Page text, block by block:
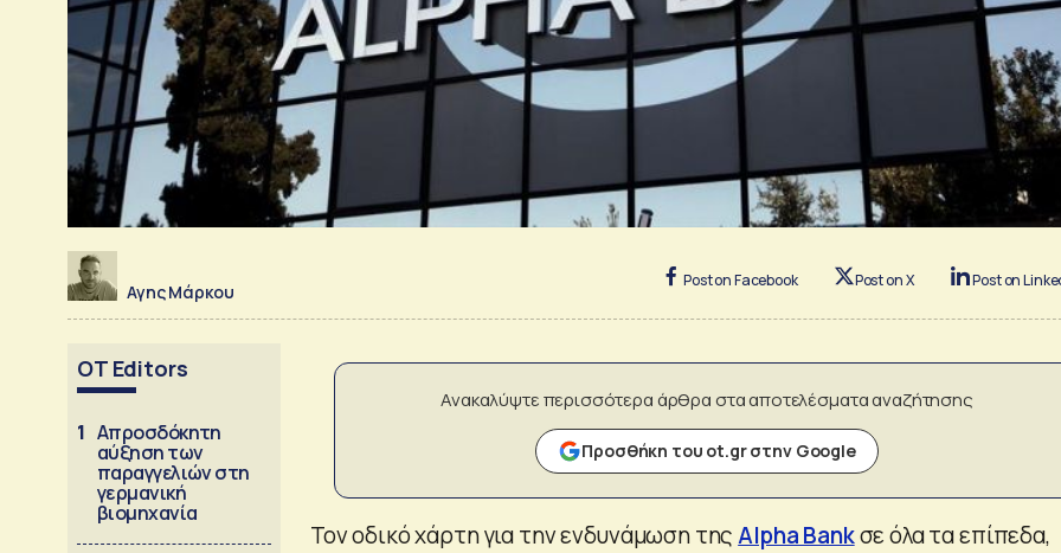
Αγης Μάρκου
Post on Facebook Post on X Post on
OT Editors
1 Απροσδόκητη
αύξηση των
παραγγελιών στη
γερμανική
βιομηχανία
Ανακαλύψτε περισσότερα άρθρα στα αποτελέσματα αναζήτησης
Προσθήκη του ot.gr στην Google
Τον οδικό χάρτη για την ενδυνάμωση τηςAlpha Bankσε όλα τα επίπεδα,